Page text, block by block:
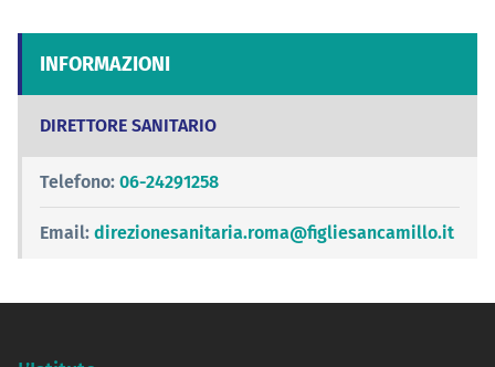
INFORMAZIONI
DIRETTORE SANITARIO
Telefono: 06-24291258
Email: direzionesanitaria.roma@figliesancamillo.it